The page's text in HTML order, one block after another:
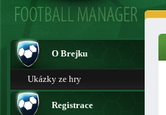
O Brejku
Ukázky ze hry
Registrace